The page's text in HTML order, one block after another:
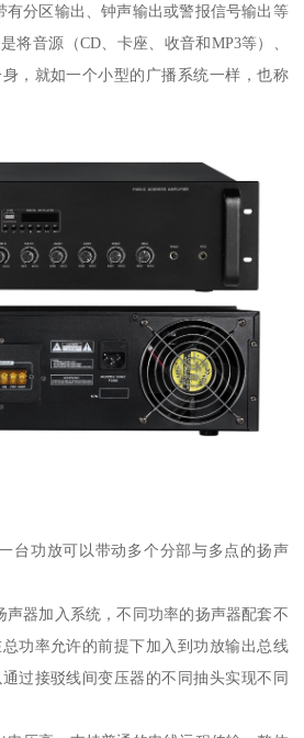
有分区输出、钟声输出或警报信号输出等
将音源（CD、卡座、收音和MP3等）、
，就如一个小型的广播系统一样，也称
台功放可以带动多个分部与多点的扬声
声器加入系统，不同功率的扬声器配套不
功率允许的前提下加入到功放输出总线
过接驳线间变压器的不同抽头实现不同